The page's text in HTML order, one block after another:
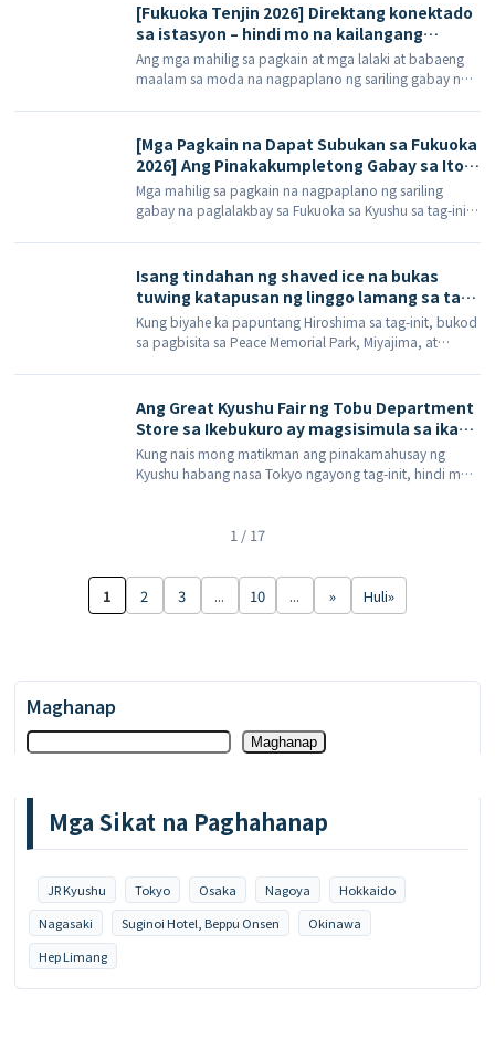
[Fukuoka Tenjin 2026] Direktang konektado
sa istasyon – hindi mo na kailangang
harapin ang araw! SOLARIA PLAZA ╳ STAGE:
Nangungunang 10 kailangang subukan na
pamimili
Ang mga mahilig sa pagkain at mga lalaki at babaeng
maalam sa moda na nagpaplano ng sariling gabay na
2026, o yaong nagbabalak mag-shopping spree at
culinary tour sa Tenjin, ay dapat basahin kaagad ang
sukdulang gabay na ito […]
[Mga Pagkain na Dapat Subukan sa Fukuoka
2026] Ang Pinakakumpletong Gabay sa Ito
KING Strawberry Dorayaki! Buong sariwang
strawberry sa taglamig vs. ang mousse ace
Mga mahilig sa pagkain na nagpaplano ng sariling
gabay na paglalakbay sa Fukuoka sa Kyushu sa tag-init
inyong foodie notebook! Kapag nasa Fukuoka kayo,
talagang dapat ninyong subukan ang lokal na
espesyalidad na ipinagmamalaki ng lahat […]
Isang tindahan ng shaved ice na bukas
tuwing katapusan ng linggo lamang sa tabi
ng Istasyon ng Hiroshima ang naging viral!
Isang gabay sa pag-book at sa menu ng
katapusan ng linggo.
Kung biyahe ka papuntang Hiroshima sa tag-init, bukod
sa pagbisita sa Peace Memorial Park, Miyajima, at
hindi mo idagdag sa iyong itinerary ang isang mangkok
ng pinong yelo na tunay na nagbibigay ng
'pakiramdam ng bakasyon'? 18 Hulyo 2026 […]
Ang Great Kyushu Fair ng Tobu Department
Store sa Ikebukuro ay magsisimula sa ika-
29 ng Hulyo! Masiyahan sa pinakamahusay
ng Kyushu sa pamamagitan ng mga
mentaiko nang sabay-sabay.
Kung nais mong matikman ang pinakamahusay ng
Kyushu habang nasa Tokyo ngayong tag-init, hindi mo
isang kaganapan sa ika-8 palapag mula 29 Hulyo
1 / 17
1 2 3 ... 10 ... » Huli»
Maghanap
Maghanap
Mga Sikat na Paghahanap
JR Kyushu Tokyo Osaka Nagoya
Hokkaido
Nagasaki
Suginoi Hotel, Beppu Onsen
Okinawa
Hep Limang